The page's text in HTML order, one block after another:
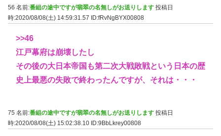
56 名前:番組の途中ですが翡翠の名無しがお送りします 投稿日
時:2020/08/08(土) 14:59:31.57
ID:fRvNgBYX00808
>>46
江戸幕府は崩壊したし
その後の大日本帝国も第二次大戦敗戦という日本の歴
史上最悪の失敗で終わったんですが、それは・・・
75 名前:番組の途中ですが翡翠の名無しがお送りします 投稿日
時:2020/08/08(土) 15:02:38.10 ID:9BbLkrey00808